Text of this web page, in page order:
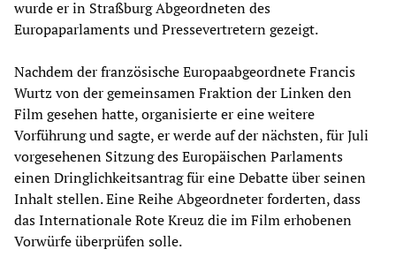
wurde er in Straßburg Abgeordneten des
Europaparlaments und Pressevertretern gezeigt.
Nachdem der französische Europaabgeordnete Francis
Wurtz von der gemeinsamen Fraktion der Linken den
Film gesehen hatte, organisierte er eine weitere
Vorführung und sagte, er werde auf der nächsten, für Juli
vorgesehenen Sitzung des Europäischen Parlaments
einen Dringlichkeitsantrag für eine Debatte über seinen
Inhalt stellen. Eine Reihe Abgeordneter forderten, dass
das Internationale Rote Kreuz die im Film erhobenen
Vorwürfe überprüfen solle.